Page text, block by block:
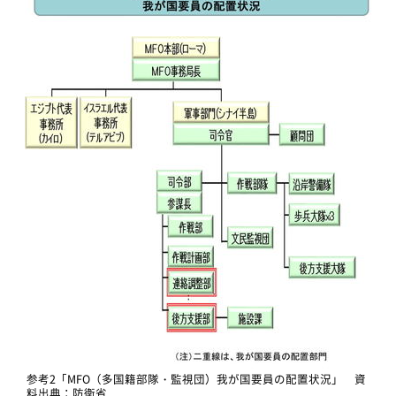
参考2「MFO（多国籍部隊・監視団）我が国要員の配置状況」 資